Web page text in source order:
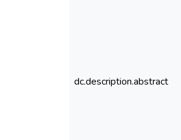
dc.description.abstract